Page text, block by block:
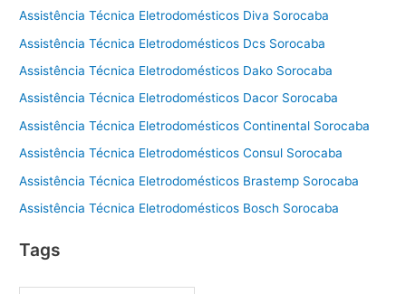
Assistência Técnica Eletrodomésticos Diva Sorocaba
Assistência Técnica Eletrodomésticos Dcs Sorocaba
Assistência Técnica Eletrodomésticos Dako Sorocaba
Assistência Técnica Eletrodomésticos Dacor Sorocaba
Assistência Técnica Eletrodomésticos Continental Sorocaba
Assistência Técnica Eletrodomésticos Consul Sorocaba
Assistência Técnica Eletrodomésticos Brastemp Sorocaba
Assistência Técnica Eletrodomésticos Bosch Sorocaba
Tags